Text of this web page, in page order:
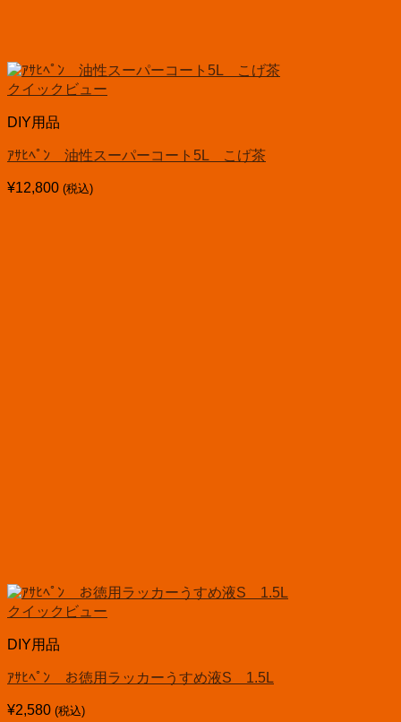
クイックビュー
DIY用品
ｱｻﾋﾍﾟﾝ 油性スーパーコート5L こげ茶
¥12,800 (税込)
クイックビュー
DIY用品
ｱｻﾋﾍﾟﾝ お徳用ラッカーうすめ液S 1.5L
¥2,580 (税込)